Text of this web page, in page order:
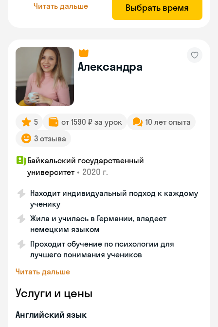
Читать дальше Выбрать время
Александра
5 от 1590 ₽ за урок
10 лет опыта
3 отзыва
Байкальский государственный
университет • 2020 г.
Находит индивидуальный подход к каждому
ученику
Жила и училась в Германии, владеет
немецким языком
Проходит обучение по психологии для
лучшего понимания учеников
Читать дальше
Услуги и цены
Английский язык